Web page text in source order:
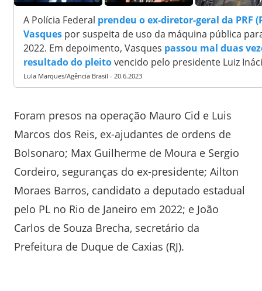
A Polícia Federal prendeu o ex-diretor-geral da PRF
Vasques por suspeita de uso da máquina pública
2022. Em depoimento, Vasques passou mal duas
resultado do pleitovencido pelo presidente Luiz
Lula Marques/Agência Brasil - 20.6.2023
Foram presos na operação Mauro Cid e Luis
Marcos dos Reis, ex-ajudantes de ordens de
Bolsonaro; Max Guilherme de Moura e Sergio
Cordeiro, seguranças do ex-presidente; Ailton
Moraes Barros, candidato a deputado estadual
pelo PL no Rio de Janeiro em 2022; e João
Carlos de Souza Brecha, secretário da
Prefeitura de Duque de Caxias (RJ).